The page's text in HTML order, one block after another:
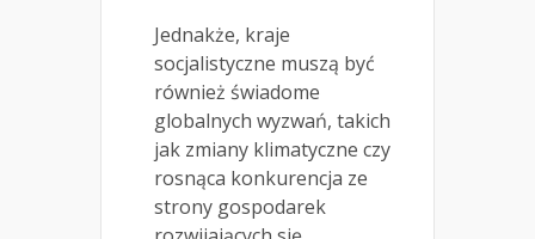
Jednakże, kraje
socjalistyczne muszą być
również świadome
globalnych wyzwań, takich
jak zmiany klimatyczne czy
rosnąca konkurencja ze
strony gospodarek